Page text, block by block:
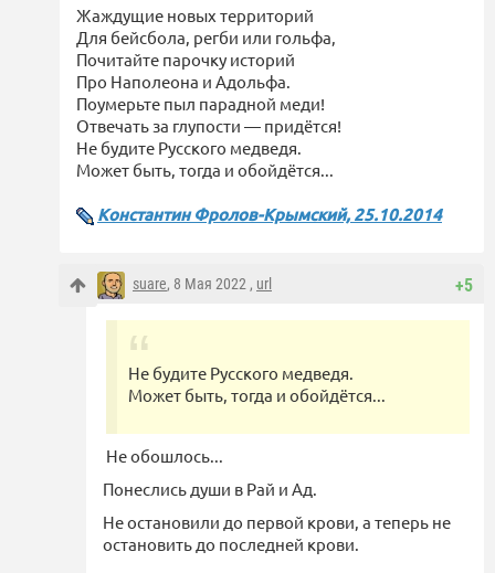
Жаждущие новых территорий
Для бейсбола, регби или гольфа,
Почитайте парочку историй
Про Наполеона и Адольфа.
Поумерьте пыл парадной меди!
Отвечать за глупости — придётся!
Не будите Русского медведя.
Может быть, тогда и обойдётся...
Константин Фролов-Крымский, 25.10.2014
+5
suare, 8 Мая 2022 , url
Не будите Русского медведя.
Может быть, тогда и обойдётся...
Не обошлось...
Понеслись души в Рай и Ад.
Не остановили до первой крови, а теперь не
остановить до последней крови.